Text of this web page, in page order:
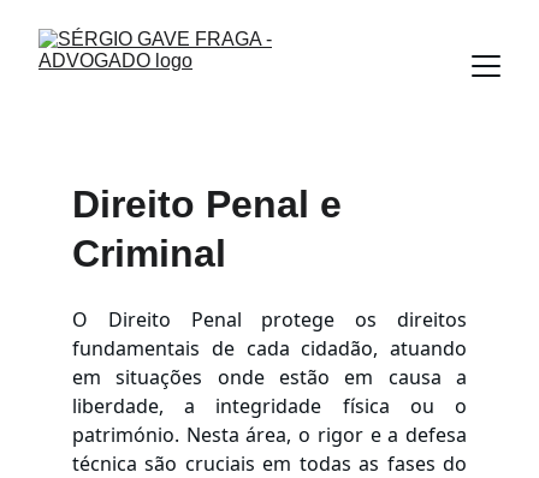
Direito Penal e
Criminal
O Direito Penal protege os direitos
fundamentais de cada cidadão, atuando
em situações onde estão em causa a
liberdade, a integridade física ou o
património. Nesta área, o rigor e a defesa
técnica são cruciais em todas as fases do